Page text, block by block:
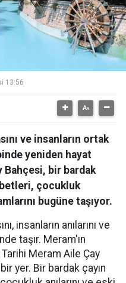
13:56
ve insanların ortak
yeniden hayat
Bahçesi, bir bardak
çocukluk
bugüne taşıyor.
insanların anılarını ve
taşır. Meram'ın
Meram Aile Çay
yer. Bir bardak çayın